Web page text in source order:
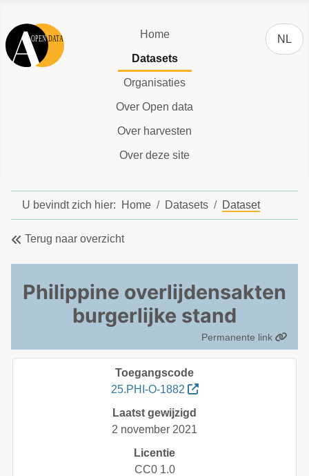
Home
Datasets
Organisaties
Over Open data
Over harvesten
Over deze site
NL
U bevindt zich hier: Home Datasets Dataset
Terug naar overzicht
Philippine overlijdensakten
burgerlijke stand
Permanente link
Toegangscode
25.PHI-O-1882
Laatst gewijzigd
2 november 2021
Licentie
CC0 1.0